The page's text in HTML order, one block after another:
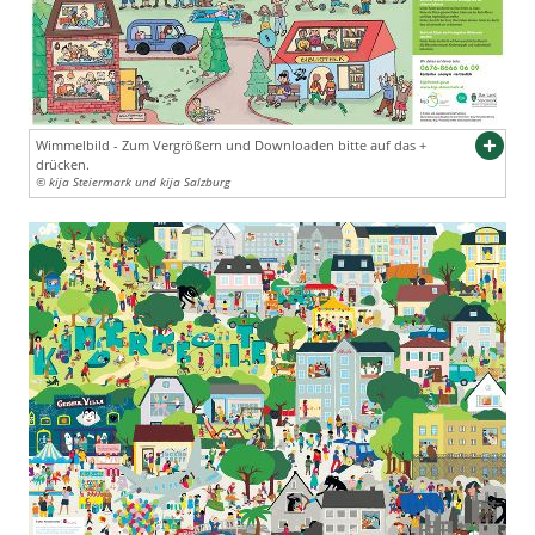
Wimmelbild - Zum Vergrößern und Downloaden bitte auf das +
drücken.
© kija Steiermark und kija Salzburg